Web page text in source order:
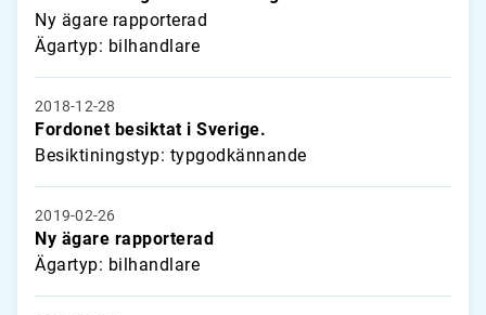
Ny ägare rapporterad
Ägartyp: bilhandlare
2018-12-28
Fordonet besiktat i Sverige.
Besiktiningstyp: typgodkännande
2019-02-26
Ny ägare rapporterad
Ägartyp: bilhandlare